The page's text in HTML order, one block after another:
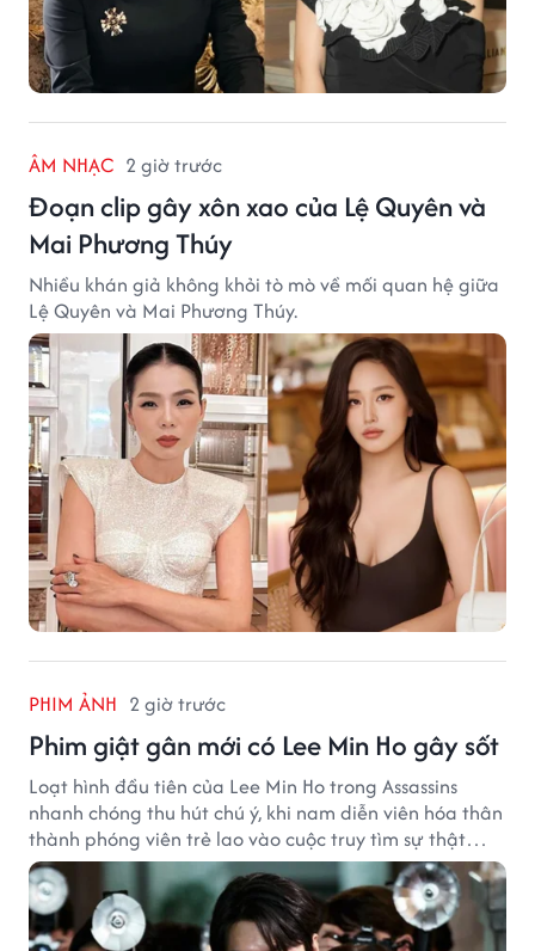
ÂM NHẠC 2 giờ trước
Đoạn clip gây xôn xao của Lệ Quyên và
Mai Phương Thúy
Nhiều khán giả không khỏi tò mò về mối quan hệ giữa
Lệ Quyên và Mai Phương Thúy.
PHIM ẢNH 2 giờ trước
Phim giật gân mới có Lee Min Ho gây sốt
Loạt hình đầu tiên của Lee Min Ho trong Assassins
nhanh chóng thu hút chú ý, khi nam diễn viên hóa thân
thành phóng viên trẻ lao vào cuộc truy tìm sự thật
phía sau một vụ ám sát gây chấn động Hàn Quốc.